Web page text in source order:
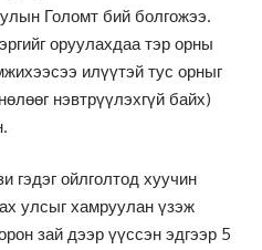
Голомт бий болгожээ.
оруулахдаа тэр орны
илүүтэй тус орныг
нэвтрүүлэхгүй байх)
гэдэг ойлголтод хуучин
улсыг хамруулан үзэж
зай дээр үүссэн эдгээр 5